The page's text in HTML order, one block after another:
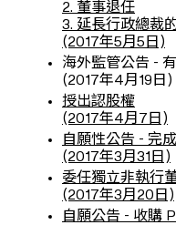
2. 董事退任
3. 延長行政總裁
(2017年5月5日)
海外監管公告 -
(2017年4月19日)
授出認股權
(2017年4月7日)
自願性公告 - 完
(2017年3月31日)
委任獨立非執行
(2017年3月20日)
自願公告 - 收購